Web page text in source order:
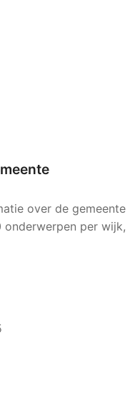
over de gemeente
onderwerpen per wijk,